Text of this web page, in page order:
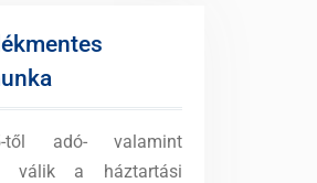
től adó- valamint
válik a háztartási